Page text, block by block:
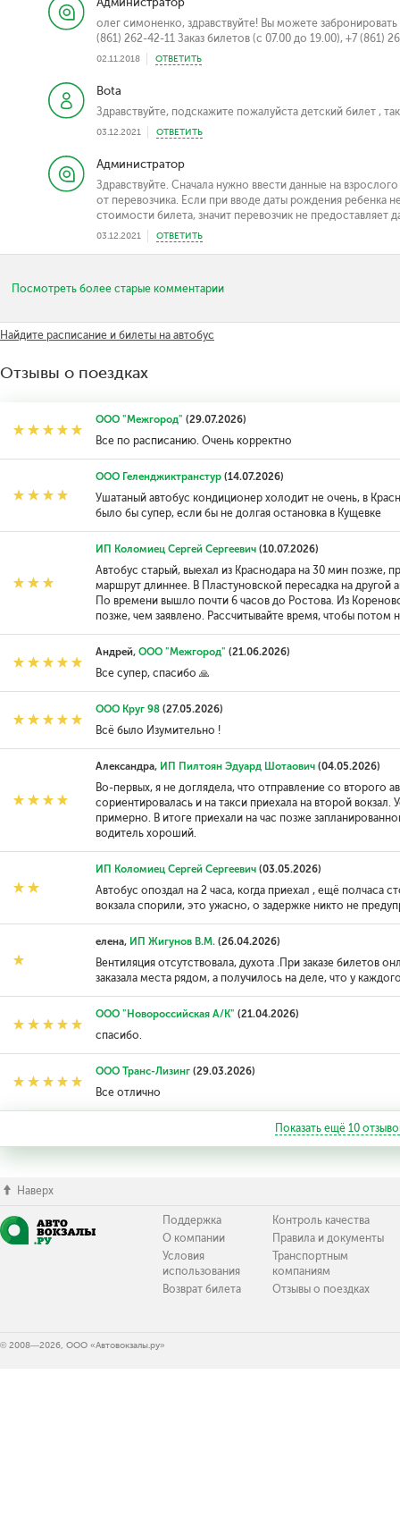
олег симоненко, здравствуйте! Вы можете
(861) 262-42-11 Заказ билетов (с 07.00 до 19.00), +7 (861)
02.11.2018 ОТВЕТИТЬ
Bota
Здравствуйте, подскажите пожалуйста детский билет ,
03.12.2021 ОТВЕТИТЬ
Администратор
Здравствуйте. Сначала нужно ввести данные на
от перевозчика. Если при вводе даты рождения ребенка
стоимости билета, значит перевозчик не предоставляет
03.12.2021 ОТВЕТИТЬ
Посмотреть более старые комментарии
Найдите расписание и билеты на автобус
Отзывы о поездках
ООО "Межгород" (29.07.2026)
Все по расписанию. Очень корректно
ООО Геленджиктранстур(14.07.2026)
Ушатаный автобус кондиционер холодит не очень, в
было бы супер, если бы не долгая остановка в Кущевке
ИП Коломиец Сергей Сергеевич(10.07.2026)
Автобус старый, выехал из Краснодара на 30 мин позже,
маршрут длиннее. В Пластуновской пересадка на другой
По времени вышло почти 6 часов до Ростова. Из
позже, чем заявлено. Рассчитывайте время, чтобы потом
Андрей, ООО "Межгород" (21.06.2026)
Все супер, спасибо 🙏
ООО Круг 98(27.05.2026)
Всё было Изумительно !
Александра, ИП Пилтоян Эдуард Шотаович(04.05.2026)
Во-первых, я не доглядела, что отправление со второго
сориентировалась и на такси приехала на второй вокзал.
примерно. В итоге приехали на час позже
водитель хороший.
ИП Коломиец Сергей Сергеевич(03.05.2026)
Автобус опоздал на 2 часа, когда приехал , ещё полчаса
вокзала спорили, это ужасно, о задержке никто не
елена, ИП Жигунов В.М.(26.04.2026)
Вентиляция отсутствовала, духота .При заказе билетов
заказала места рядом, а получилось на деле, что у
ООО "Новороссийская А/К" (21.04.2026)
спасибо.
ООО Транс-Лизинг(29.03.2026)
Все отлично
Показать ещё 10
Наверх
Поддержка
О компании
Условия
использования
Возврат билета
Контроль качества
Правила и документы
Транспортным
компаниям
Отзывы о поездках
© 2008—2026, ООО «Автовокзалы.ру»